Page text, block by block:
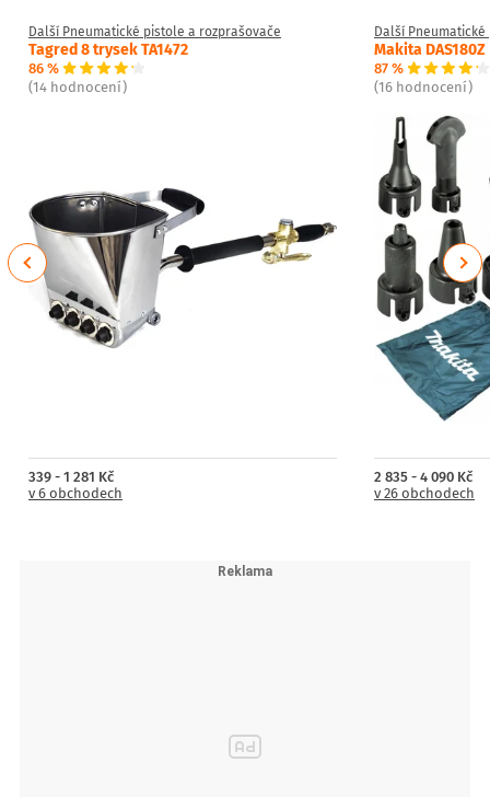
Další Pneumatické pistole a rozprašovače
Tagred 8 trysek TA1472
86 %
(14 hodnocení)
339 - 1 281 Kč
v 6 obchodech
Další
Makita DAS180Z
87 %
(16 hodnocení)
2 835 - 4 090 Kč
v 26 obchodech
Previous Next